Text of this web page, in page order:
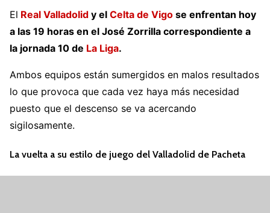
El Real Valladolid y el Celta de Vigo se enfrentan hoy
a las 19 horas en el José Zorrilla correspondiente a
la jornada 10 de La Liga.
Ambos equipos están sumergidos en malos resultados
lo que provoca que cada vez haya más necesidad
puesto que el descenso se va acercando
sigilosamente.
La vuelta a su estilo de juego del Valladolid de Pacheta